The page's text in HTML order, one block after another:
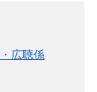
広聴係